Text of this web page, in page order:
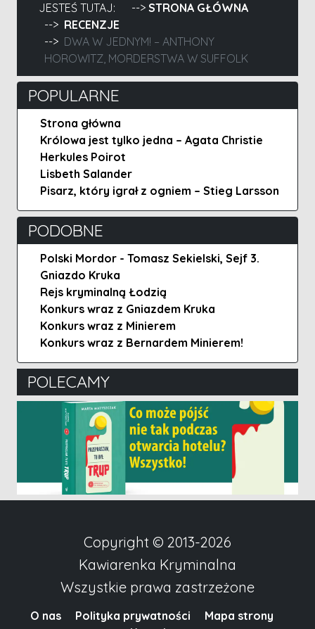
JESTEŚ TUTAJ:
STRONA GŁÓWNA
RECENZJE
DWA W JEDNYM! – ANTHONY
HOROWITZ, MORDERSTWA W SUFFOLK
POPULARNE
Strona główna
Królowa jest tylko jedna – Agata Christie
Herkules Poirot
Lisbeth Salander
Pisarz, który igrał z ogniem – Stieg Larsson
PODOBNE
Polski Mordor - Tomasz Sekielski, Sejf 3.
Gniazdo Kruka
Rejs kryminalną Łodzią
Konkurs wraz z Gniazdem Kruka
Konkurs wraz z Minierem
Konkurs wraz z Bernardem Minierem!
POLECAMY
Copyright © 2013-2026
Kawiarenka Kryminalna
Wszystkie prawa zastrzeżone
O nas Polityka prywatności
Mapa strony